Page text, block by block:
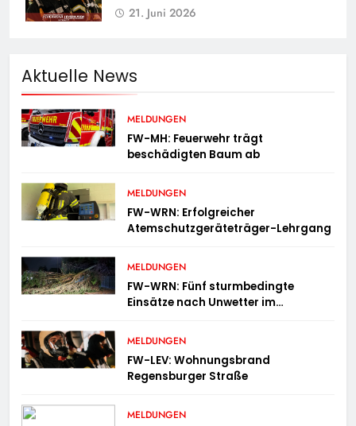
21. Juni 2026
Aktuelle News
MELDUNGEN
FW-MH: Feuerwehr trägt
beschädigten Baum ab
MELDUNGEN
FW-WRN: Erfolgreicher
Atemschutzgeräteträger-Lehrgang
MELDUNGEN
FW-WRN: Fünf sturmbedingte
Einsätze nach Unwetter im
MELDUNGEN
FW-LEV: Wohnungsbrand
Regensburger Straße
MELDUNGEN